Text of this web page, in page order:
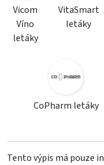
Vicom
Víno
letáky
VitaSmart
letáky
CoPharm letáky
Tento výpis má pouze